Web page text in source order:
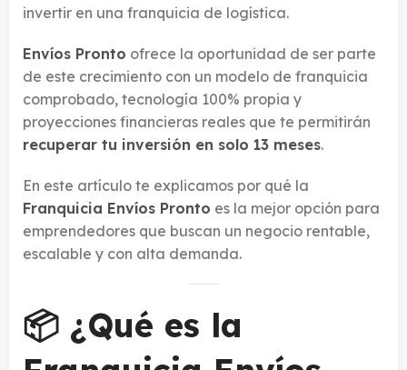
invertir en una franquicia de logística.
Envíos Pronto ofrece la oportunidad de ser parte
de este crecimiento con un modelo de franquicia
comprobado, tecnología 100% propia y
proyecciones financieras reales que te permitirán
recuperar tu inversión en solo 13 meses.
En este artículo te explicamos por qué la
Franquicia Envíos Pronto es la mejor opción para
emprendedores que buscan un negocio rentable,
escalable y con alta demanda.
📦 ¿Qué es la